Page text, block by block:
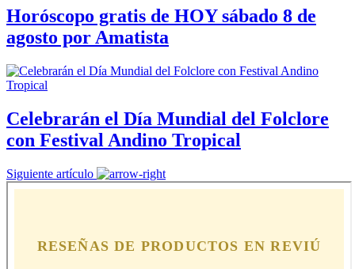
Horóscopo gratis de HOY sábado 8 de
agosto por Amatista
Celebrarán el Día Mundial del Folclore
con Festival Andino Tropical
Siguiente artículo